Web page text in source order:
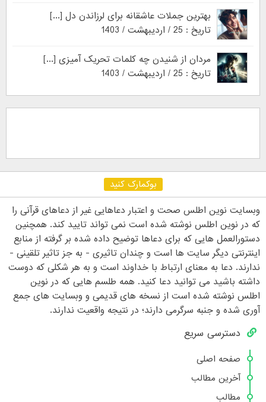
بهترین جملات عاشقانه برای لرزاندن دل [...]
تاریخ : 25 / اردیبهشت / 1403
مردان از شنیدن چه کلمات تحریک آمیزی [...]
تاریخ : 25 / اردیبهشت / 1403
بوکمارک کنید
وبسایت نوین اطلس صحت و اعتبار دعاهایی غیر از دعاهای قرآنی را
که در نوین اطلس نوشته شده است نمی تواند تایید کند. همچنین
دستورالعمل هایی که برای دعاها توضیح داده شده بر گرفته از منابع
اینترنتی دیگر سایت ها است و چندان تاثیری - به جز تاثیر تلقینی -
ندارند. دعا به معنای ارتباط با خداوند است و به هر شکلی که دوست
داشته باشید می توانید دعا کنید. همه طلسم هایی که در نوین
اطلس نوشته شده است از نسخه های قدیمی و وبسایت های جمع
آوری شده و جنبه سرگرمی دارند؛ در نتیجه واقعیت ندارند.
دسترسی سریع
صفحه اصلی
آخرین مطالب
مطالب